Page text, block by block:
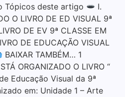
Tópicos deste artigo
I.
O LIVRO DE ED VISUAL 9ª
DE EV 9ª CLASSE EM
DE EDUCAÇÃO VISUAL
BAIXAR TAMBÉM… 1
ORGANIZADO O LIVRO “
Educação Visual da 9ª
em: Unidade 1 – Arte